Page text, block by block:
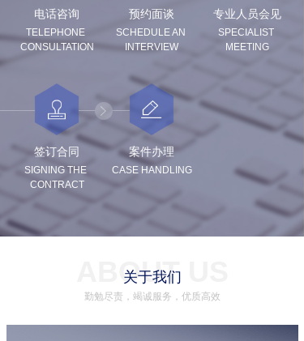
电话咨询
TELEPHONE
CONSULTATION
预约面谈
SCHEDULE AN
INTERVIEW
专业人员会见
SPECIALIST
MEETING
签订合同
SIGNING THE
CONTRACT
案件办理
CASE HANDLING
ABOUT US
关于我们
勤勉尽责，竭诚服务，优质高效